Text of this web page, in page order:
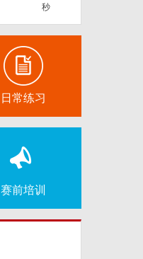
秒
日常练习
赛前培训